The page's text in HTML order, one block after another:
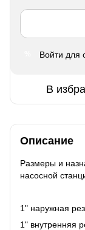
Войти для
В
Описание
Размеры и
насосной
1" наружная
1" внутренняя